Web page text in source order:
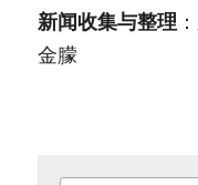
新闻收集与整理
金朦